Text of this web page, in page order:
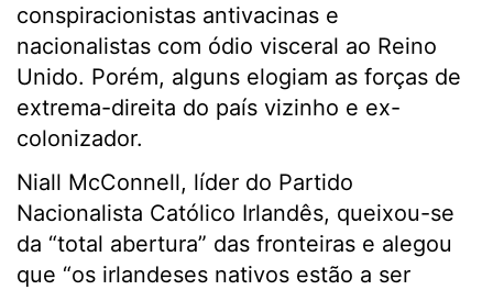
conspiracionistas antivacinas e
nacionalistas com ódio visceral ao Reino
Unido. Porém, alguns elogiam as forças de
extrema-direita do país vizinho e ex-
colonizador.
Niall McConnell, líder do Partido
Nacionalista Católico Irlandês, queixou-se
da “total abertura” das fronteiras e alegou
que “os irlandeses nativos estão a ser